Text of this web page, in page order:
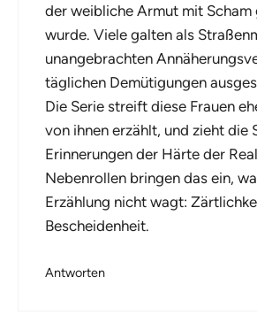
der weibliche Armut mit
wurde. Viele galten als
unangebrachten
täglichen Demütigungen
Die Serie streift diese Frauen
von ihnen erzählt, und zieht die
Erinnerungen der Härte der
Nebenrollen bringen das ein,
Erzählung nicht wagt:
Bescheidenheit.
Antworten